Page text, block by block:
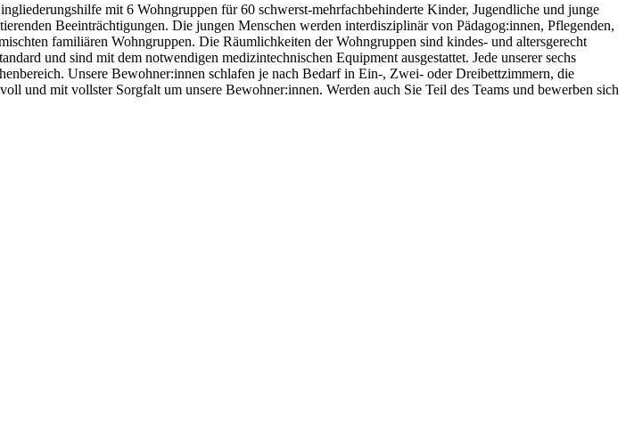
mit 6 Wohngruppen für 60 schwerst-mehrfachbehinderte Kinder, Jugendliche und junge
Beeinträchtigungen. Die jungen Menschen werden interdisziplinär von Pädagog:innen, Pflegenden,
familiären Wohngruppen. Die Räumlichkeiten der Wohngruppen sind kindes- und altersgerecht
und sind mit dem notwendigen medizintechnischen Equipment ausgestattet. Jede unserer sechs
Unsere Bewohner:innen schlafen je nach Bedarf in Ein-, Zwei- oder Dreibettzimmern, die
und mit vollster Sorgfalt um unsere Bewohner:innen. Werden auch Sie Teil des Teams und bewerben sich